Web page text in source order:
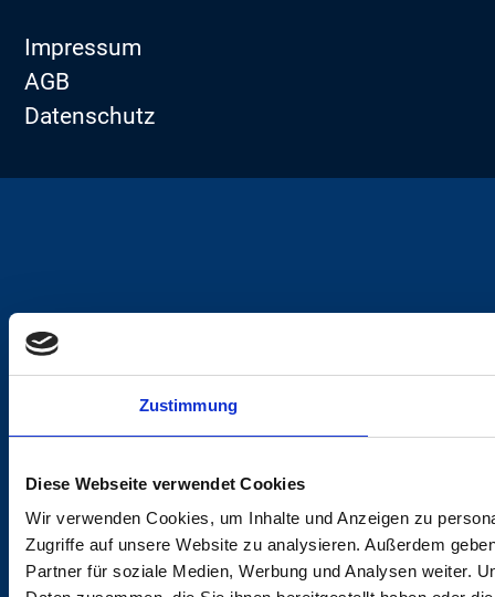
Zustimmung
Diese Webseite verwendet Cookies
Wir verwenden Cookies, um Inhalte und Anzeigen zu
Zugriffe auf unsere Website zu analysieren. Außerdem
Partner für soziale Medien, Werbung und Analysen weiter.
Impressum
AGB
Datenschutz